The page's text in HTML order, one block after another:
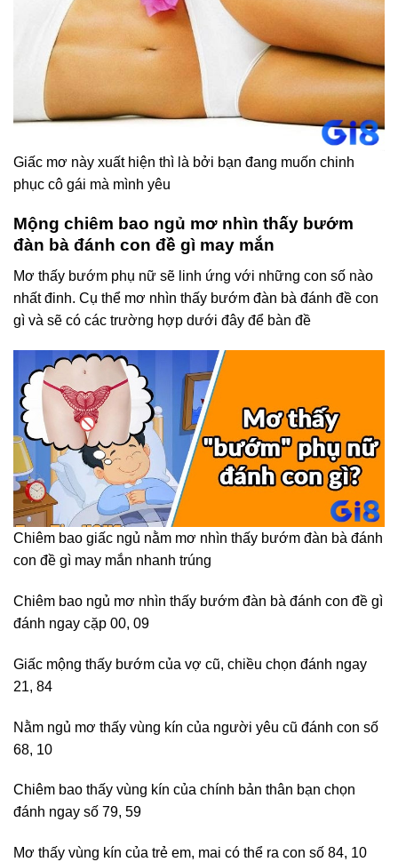
Giấc mơ này xuất hiện thì là bởi bạn đang muốn chinh
phục cô gái mà mình yêu
Mộng chiêm bao ngủ mơ nhìn thấy bướm
đàn bà đánh con đề gì may mắn
Mơ thấy bướm phụ nữ sẽ linh ứng với những con số nào
nhất đinh. Cụ thể mơ nhìn thấy bướm đàn bà đánh đề con
gì và sẽ có các trường hợp dưới đây để bàn đề
Chiêm bao giấc ngủ nằm mơ nhìn thấy bướm đàn bà đánh
con đề gì may mắn nhanh trúng
Chiêm bao ngủ mơ nhìn thấy bướm đàn bà đánh con đề gì
đánh ngay cặp 00, 09
Giấc mộng thấy bướm của vợ cũ, chiều chọn đánh ngay
21, 84
Nằm ngủ mơ thấy vùng kín của người yêu cũ đánh con số
68, 10
Chiêm bao thấy vùng kín của chính bản thân bạn chọn
đánh ngay số 79, 59
Mơ thấy vùng kín của trẻ em, mai có thể ra con số 84, 10